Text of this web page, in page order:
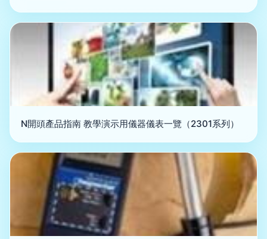
N開頭產品指南 教學演示用儀器儀表一覽（2301系列）